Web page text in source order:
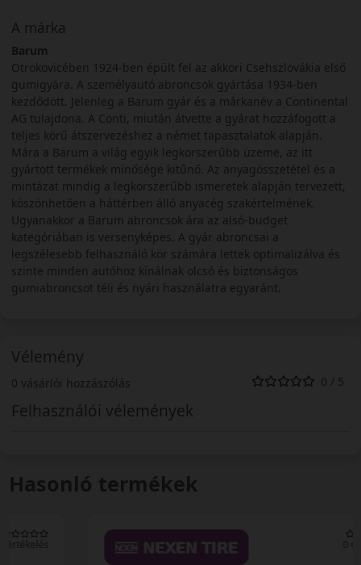
A márka
Barum
Otrokovicében 1924-ben épült fel az akkori Csehszlovákia első
gumigyára. A személyautó abroncsok gyártása 1934-ben
kezdődött. Jelenleg a Barum gyár és a márkanév a Continental
AG tulajdona. A Conti, miután átvette a gyárat hozzáfogott a
teljes körű átszervezéshez a német tapasztalatok alapján.
Mára a Barum a világ egyik legkorszerűbb üzeme, az itt
gyártott termékek minősége kitűnő. Az anyagösszetétel és a
mintázat mindig a legkorszerűbb ismeretek alapján tervezett,
köszönhetően a háttérben álló anyacég szakértelmének.
Ugyanakkor a Barum abroncsok ára az alsó-budget
kategóriában is versenyképes. A gyár abroncsai a
legszélesebb felhasználó kör számára lettek optimalizálva és
szinte minden autóhoz kínálnak olcsó és biztonságos
gumiabroncsot téli és nyári használatra egyaránt.
Vélemény
0 vásárlói hozzászólás 0 / 5
Felhasználói vélemények
Hasonló termékek